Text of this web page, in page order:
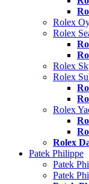
Rolex
Rolex
Rolex
Rolex
Rolex
Rolex
Patek Philippe
Patek
Patek